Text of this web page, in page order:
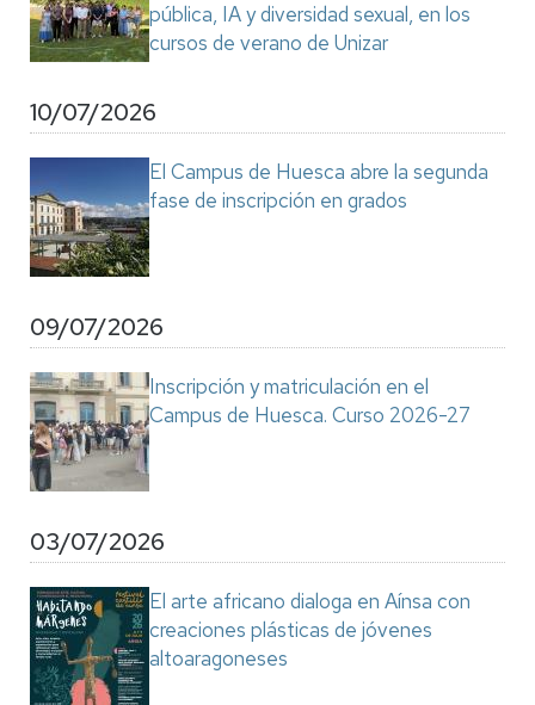
pública, IA y diversidad sexual, en los
cursos de verano de Unizar
10/07/2026
El Campus de Huesca abre la segunda
fase de inscripción en grados
09/07/2026
Inscripción y matriculación en el
Campus de Huesca. Curso 2026-27
03/07/2026
El arte africano dialoga en Aínsa con
creaciones plásticas de jóvenes
altoaragoneses